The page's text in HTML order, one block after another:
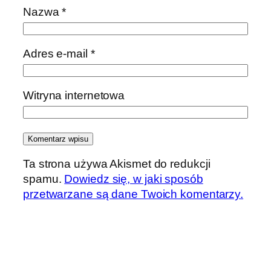
Nazwa*
Adres e-mail *
Witryna internetowa
Ta strona używa Akismet do redukcji
spamu. Dowiedz się, w jaki sposób
przetwarzane są dane Twoich komentarzy.